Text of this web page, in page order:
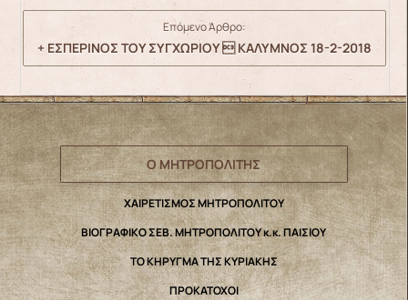
Επόμενο Άρθρο:
+ ΕΣΠΕΡΙΝΟΣ ΤΟΥ ΣΥΓΧΩΡΙΟΥ  ΚΑΛΥΜΝΟΣ 18-2-2018
Ο ΜΗΤΡΟΠΟΛΙΤΗΣ
ΧΑΙΡΕΤΙΣΜΟΣ ΜΗΤΡΟΠΟΛΙΤΟΥ
ΒΙΟΓΡΑΦΙΚΟ ΣΕΒ. ΜΗΤΡΟΠΟΛΙΤΟΥ κ.κ. ΠΑΙΣΙΟΥ
ΤΟ ΚΗΡΥΓΜΑ ΤΗΣ ΚΥΡΙΑΚΗΣ
ΠΡΟΚΑΤΟΧΟΙ